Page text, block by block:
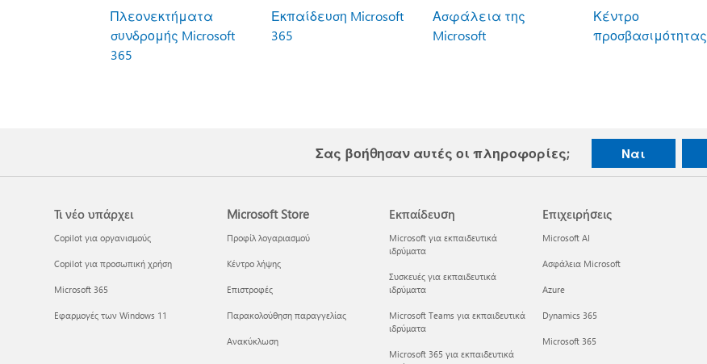
Πλεονεκτήματα
συνδρομής Microsoft
365
Εκπαίδευση Microsoft
365
Ασφάλεια της
Microsoft
Κέντρο
προσβασιμότητας
Σας βοήθησαν αυτές οι πληροφορίες; Ναι
Τι νέο υπάρχει
Copilot για οργανισμούς
Copilot για προσωπική χρήση
Microsoft 365
Εφαρμογές των Windows 11
Microsoft Store
Προφίλ λογαριασμού
Κέντρο λήψης
Επιστροφές
Παρακολούθηση παραγγελίας
Ανακύκλωση
Εκπαίδευση
Microsoft για εκπαιδευτικά
ιδρύματα
Συσκευές για εκπαιδευτικά
ιδρύματα
Microsoft Teams για εκπαιδευτικά
ιδρύματα
Microsoft 365 για εκπαιδευτικά
Επιχειρήσεις
Microsoft AI
Ασφάλεια Microsoft
Azure
Dynamics 365
Microsoft 365